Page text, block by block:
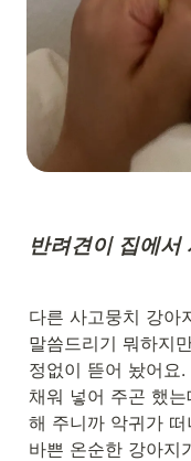
반려견이 집에서
다른 사고뭉치 강아
말씀드리기 뭐하지
정없이 뜯어 놨어요
채워 넣어 주곤 했
해 주니까 악귀가
바쁜 온순한 강아지